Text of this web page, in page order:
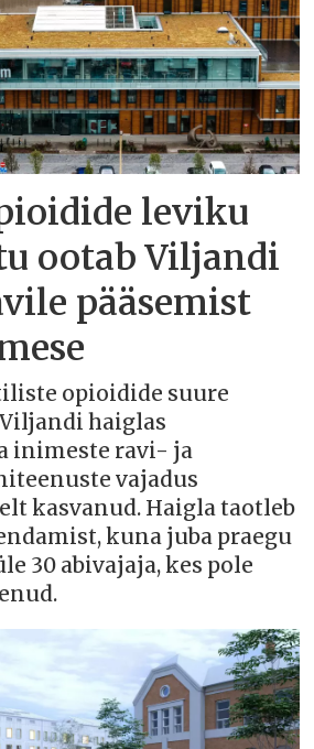
leviku
ootab Viljandi
pääsemist
opioidide suure
haiglas
inimeste ravi- ja
vajadus
kasvanud. Haigla taotleb
kuna juba praegu
30 abivajaja, kes pole